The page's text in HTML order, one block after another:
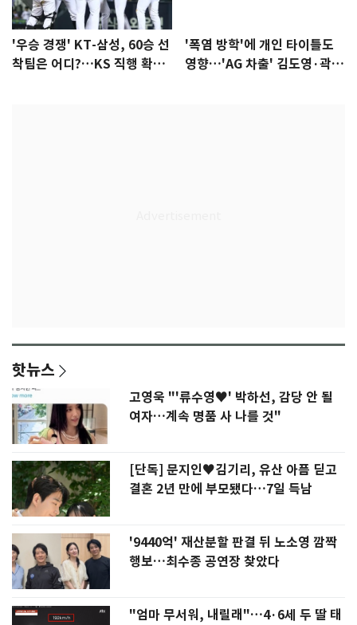
'우승 경쟁' KT-삼성, 60승 선
착팀은 어디?…KS 직행 확률
'폭염 방학'에 개인 타이틀도
영향…'AG 차출' 김도영·곽빈
핫뉴스
고영욱 "'류수영♥' 박하선, 감당 안 될
여자…계속 명품 사 나를 것"
[단독] 문지인♥김기리, 유산 아픔 딛고
결혼 2년 만에 부모됐다…7일 득남
'9440억' 재산분할 판결 뒤 노소영 깜짝
행보…최수종 공연장 찾았다
"엄마 무서워, 내릴래"…4·6세 두 딸 태